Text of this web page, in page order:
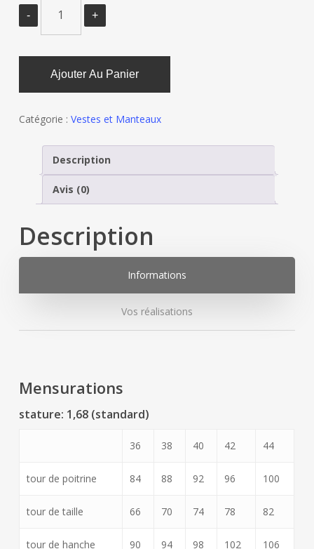
Ajouter Au Panier
Catégorie : Vestes et Manteaux
Description
Avis (0)
Description
Informations
Vos réalisations
Mensurations
stature: 1,68 (standard)
36 38 40 42 44
tour de poitrine 84 88 92 96 100
tour de taille 66 70 74 78 82
tour de hanche 90 94 98 102 106